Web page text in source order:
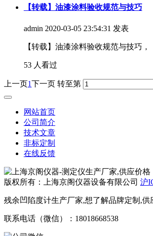
【转载】油漆涂料验收规范与技巧
admin 2020-03-05 23:54:31 发表
【转载】油漆涂料验收规范与技巧
53 人看过
上一页1下一页 转至第
网站首页
公司简介
技术文章
非标定制
在线反馈
版权所有：上海京阁仪器设备有限公司 沪
残余凹陷度计生产厂家,想了解品牌定制,
联系电话（微信）：18018668538